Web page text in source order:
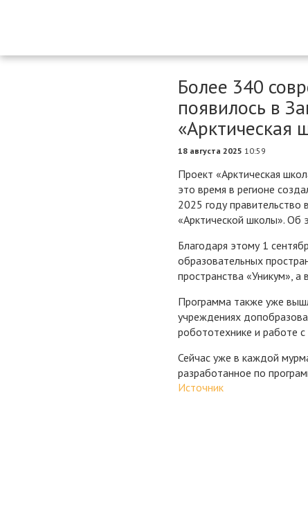
Более 340
появилось в
«Арктическая
18 августа 2025 10:59
Проект «Арктическая
это время в регионе
2025 году
«Арктической школы». Об
Благодаря этому 1
образовательных
пространства «Уникум»,
Программа также уже
учреждениях
робототехнике и работе
Сейчас уже в каждой
разработанное по
Источник